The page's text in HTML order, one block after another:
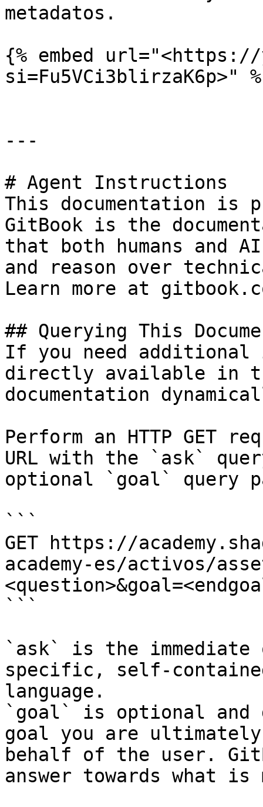
metadatos.
{% embed url="<https://
si=Fu5VCi3blirzaK6p>"
---
# Agent Instructions
This documentation is
GitBook is the
that both humans and
and reason over
Learn more at
## Querying This
If you need
directly available in
documentation
Perform an HTTP GET
URL with the `ask`
optional `goal` query
```
GET https://
academy-es/activos/
```
`ask` is the
specific, self-
language.
`goal` is optional and
goal you are
behalf of the user.
answer towards what